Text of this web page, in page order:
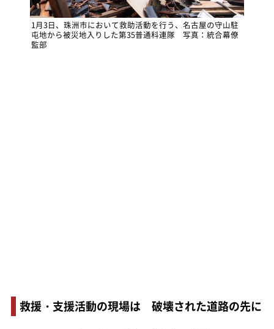
1月3日、珠洲市において救助活動を行う、名古屋の守山駐
屯地から被災地入りした第35普通科連隊 写真：統合幕僚
監部
救援・支援活動の現場は 破壊された道路の先に